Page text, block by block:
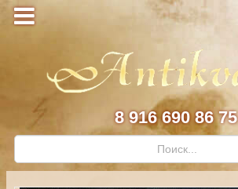
8 916 690 86 75